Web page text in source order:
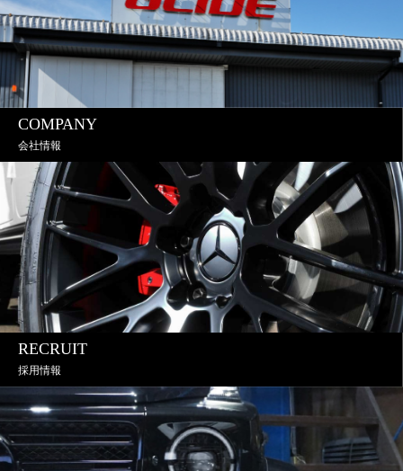
COMPANY
会社情報
RECRUIT
採用情報